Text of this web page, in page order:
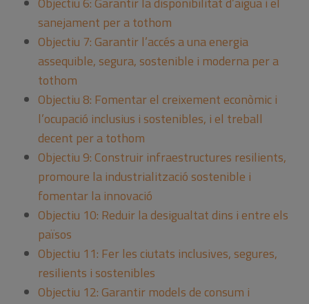
sanejament per a tothom
Objectiu 7: Garantir l’accés a una energia
assequible, segura, sostenible i moderna per a
tothom
Objectiu 8: Fomentar el creixement econòmic i
l’ocupació inclusius i sostenibles, i el treball
decent per a tothom
Objectiu 9: Construir infraestructures resilients,
promoure la industrialització sostenible i
fomentar la innovació
Objectiu 10: Reduir la desigualtat dins i entre els
països
Objectiu 11: Fer les ciutats inclusives, segures,
resilients i sostenibles
Objectiu 12: Garantir models de consum i